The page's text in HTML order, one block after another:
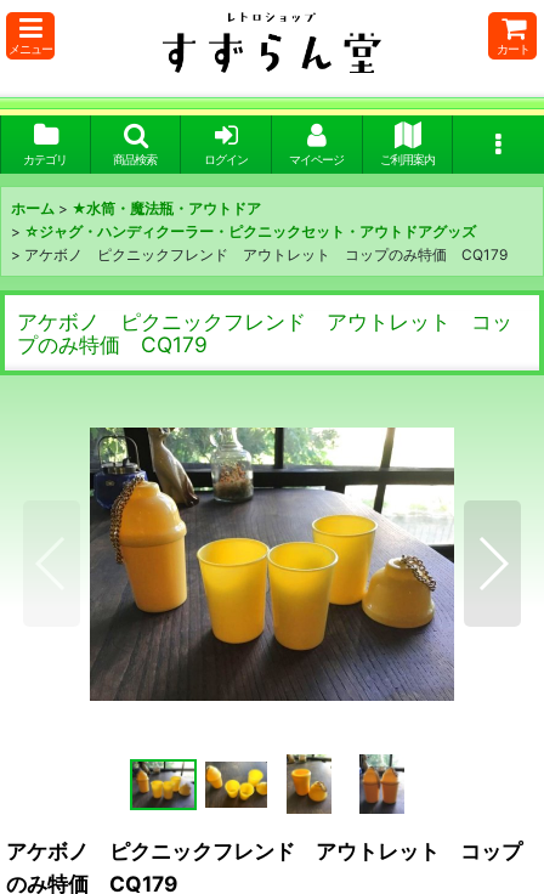
メニュー カート
カテゴリ 商品検索 ログイン マイページ ご利用案内
ホーム > ★水筒・魔法瓶・アウトドア
> ☆ジャグ・ハンディクーラー・ピクニックセット・アウトドアグッズ
> アケボノ ピクニックフレンド アウトレット コップのみ特価 CQ179
アケボノ ピクニックフレンド アウトレット コッ
プのみ特価 CQ179
アケボノ ピクニックフレンド アウトレット コップ
のみ特価 CQ179